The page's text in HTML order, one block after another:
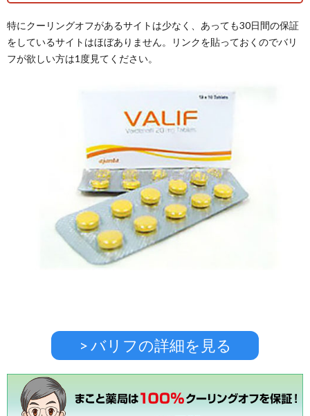
特にクーリングオフがあるサイトは少なく、あっても30日間の保証
をしているサイトはほぼありません。リンクを貼っておくのでバリ
フが欲しい方は1度見てください。
> バリフの詳細を見る